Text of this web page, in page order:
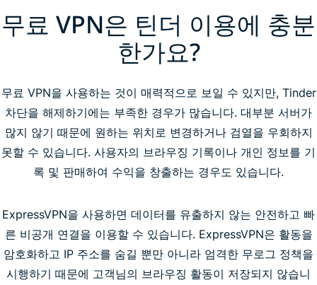
무료 VPN은 틴더 이용에 충분
한가요?
무료 VPN을 사용하는 것이 매력적으로 보일 수 있지만, Tinder
차단을 해제하기에는 부족한 경우가 많습니다. 대부분 서버가
많지 않기 때문에 원하는 위치로 변경하거나 검열을 우회하지
못할 수 있습니다. 사용자의 브라우징 기록이나 개인 정보를 기
록 및 판매하여 수익을 창출하는 경우도 있습니다.
ExpressVPN을 사용하면 데이터를 유출하지 않는 안전하고 빠
른 비공개 연결을 이용할 수 있습니다. ExpressVPN은 활동을
암호화하고 IP 주소를 숨길 뿐만 아니라 엄격한 무로그 정책을
시행하기 때문에 고객님의 브라우징 활동이 저장되지 않습니